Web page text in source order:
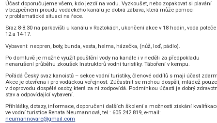
Účast doporučujeme všem, kdo jezdí na vodu. Vyzkoušet, nebo zopakovat si plavání
v bezpečném proudu vodáckého kanálu je dobrá zábava, která může pomoci
v problematické situaci na řece.
Sraz 8-8:30 na parkovišti u kanálu v Roztokách, ukončení akce v 18 hodin, voda poteče
12 a 14-17.
Vybavení: neopren, boty, bunda, vesta, helma, házečka, (nůž, loď, pádlo).
Po domluvě je možné využít pouštění vody na kanále i v neděli za předpokladu
nenarušení průběhu zkoušek Instruktorů vodní turistiky. Táboření v kempu.
Pořádá Český svaz kanoistů – sekce vodní turistiky, členové oddílů s mají účast
Akce je otevřena i pro vodáckou veřejnost. Zúčastnit se mohou dospělí, mládež pouze
v doprovodu dospělé osoby, která za ni zodpovídá. Podmínkou účasti je dobrý
stav a odpovídající vybavení.
Přihlášky, dotazy, informace, doporučení dalších školení a možnosti získání
ve vodní turistice Renata Neumannová, tel.: 605 242 819, e-mail:
neumannovare@gmail.com